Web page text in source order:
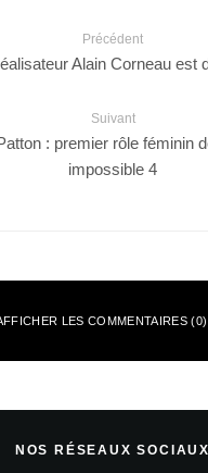
Précédent
Alain Corneau est
Suivant
: premier rôle féminin
impossible 4
LES COMMENTAIRES (0)
NOS RÉSEAUX SOCIAUX